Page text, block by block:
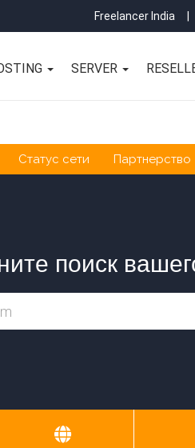
Freelancer India
SERVER
Статус сети Партнерство
поиск